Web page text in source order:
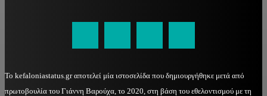
Το kefaloniastatus.gr αποτελεί μία ιστοσελίδα που δημιουργήθηκε μετά από
πρωτοβουλία του Γιάννη Βαρούχα, το 2020, στη βάση του εθελοντισμού με τη